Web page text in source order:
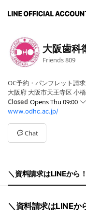
大阪歯科
Friends809
OC予約・パンフレット請
大阪府 大阪市天王寺区 小
Closed Opens Thu 09:00
SunClosed
Mon09:00 - 17:00
Tue09:00 - 17:00
Wed09:00 - 17:00
SatClosed
祝日はお休みです
www.odhc.ac.jp/
Chat
＼資料請求はLINEから
＼資料請求はLINEか